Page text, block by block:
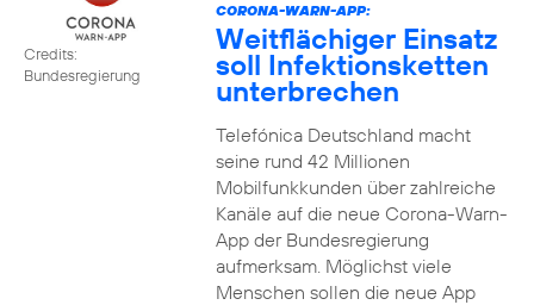
Credits:
Bundesregierung
CORONA-WARN-APP:
Weitflächiger Einsatz
soll Infektionsketten
unterbrechen
Telefónica Deutschland macht
seine rund 42 Millionen
Mobilfunkkunden über zahlreiche
Kanäle auf die neue Corona-Warn-
App der Bundesregierung
aufmerksam. Möglichst viele
Menschen sollen die neue App